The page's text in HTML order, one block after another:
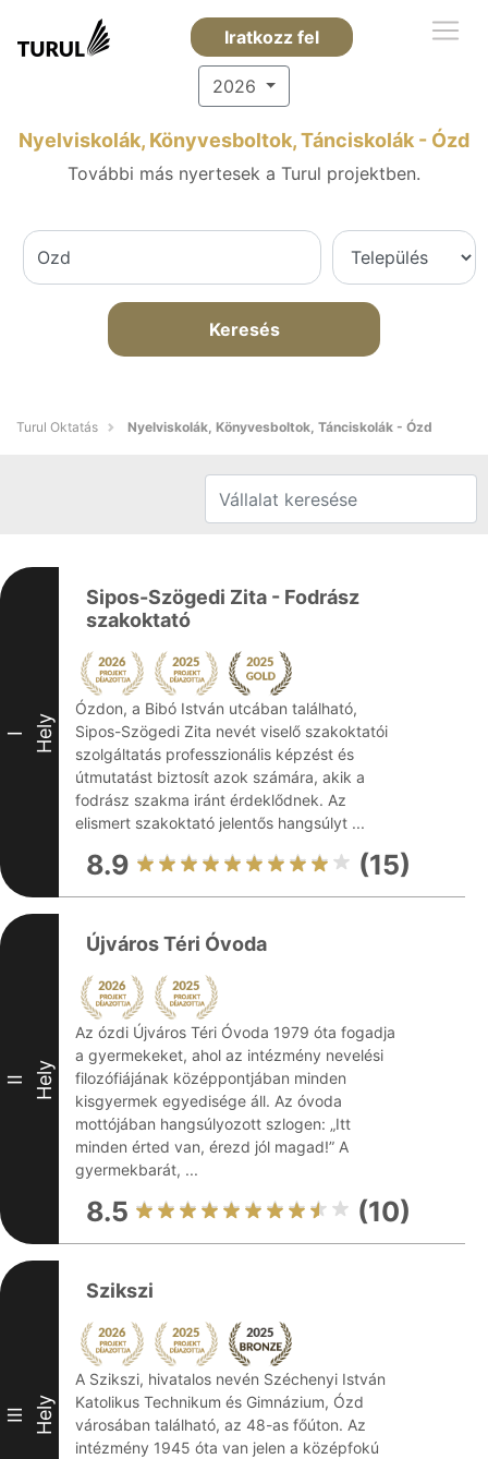
Iratkozz fel
2026
Nyelviskolák, Könyvesboltok, Tánciskolák - Ózd
További más nyertesek a Turul projektben.
Keresés
Turul Oktatás Nyelviskolák, Könyvesboltok, Tánciskolák - Ózd
I Hely
Sipos-Szögedi Zita - Fodrász
szakoktató
Ózdon, a Bibó István utcában található,
Sipos-Szögedi Zita nevét viselő szakoktatói
szolgáltatás professzionális képzést és
útmutatást biztosít azok számára, akik a
fodrász szakma iránt érdeklődnek. Az
elismert szakoktató jelentős hangsúlyt ...
8.9 (15)
II Hely
Újváros Téri Óvoda
Az ózdi Újváros Téri Óvoda 1979 óta fogadja
a gyermekeket, ahol az intézmény nevelési
filozófiájának középpontjában minden
kisgyermek egyedisége áll. Az óvoda
mottójában hangsúlyozott szlogen: „Itt
minden érted van, érezd jól magad!” A
gyermekbarát, ...
8.5 (10)
III Hely
Szikszi
A Szikszi, hivatalos nevén Széchenyi István
Katolikus Technikum és Gimnázium, Ózd
városában található, az 48-as főúton. Az
intézmény 1945 óta van jelen a középfokú